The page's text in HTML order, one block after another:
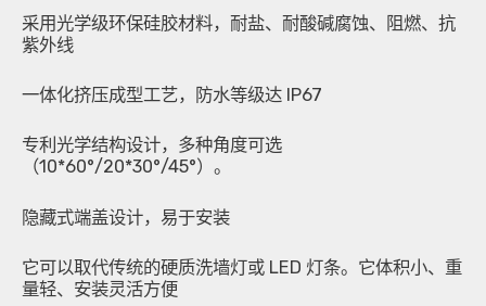
采用光学级环保硅胶材料，耐盐、耐酸碱腐蚀、阻燃、抗
紫外线
一体化挤压成型工艺，防水等级达 IP67
专利光学结构设计，多种角度可选
（10*60°/20*30°/45°）。
隐藏式端盖设计，易于安装
它可以取代传统的硬质洗墙灯或 LED 灯条。它体积小、重
量轻、安装灵活方便